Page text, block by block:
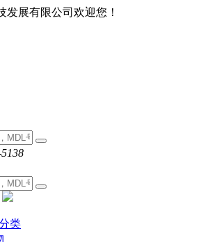
发展有限公司欢迎您！
类